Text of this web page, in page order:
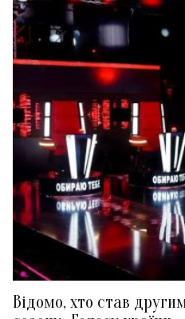
Відомо, хто став